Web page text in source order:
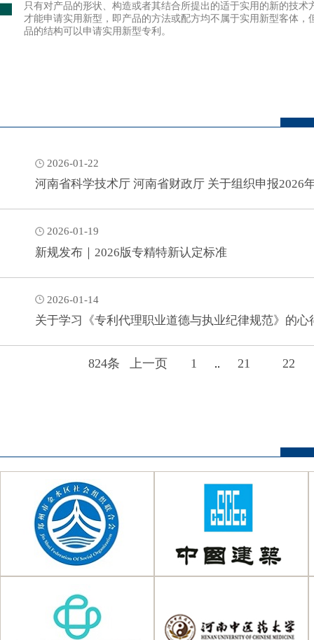
只有对产品的形状、构造或者其结合所提出的适于实用的新的技术
才能申请实用新型，即产品的方法或配方均不属于实用新型客体，
品的结构可以申请实用新型专利。
2026-01-22
河南省科学技术厅 河南省财政厅 关于组织申报2026
2026-01-19
新规发布｜2026版专精特新认定标准
2026-01-14
关于学习《专利代理职业道德与执业纪律规范》的心
824条 上一页 1 .. 21 22